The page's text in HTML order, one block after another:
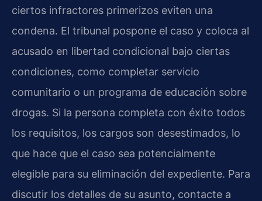
ciertos infractores primerizos eviten una
condena. El tribunal pospone el caso y coloca al
acusado en libertad condicional bajo ciertas
condiciones, como completar servicio
comunitario o un programa de educación sobre
drogas. Si la persona completa con éxito todos
los requisitos, los cargos son desestimados, lo
que hace que el caso sea potencialmente
elegible para su eliminación del expediente. Para
discutir los detalles de su asunto, contacte a